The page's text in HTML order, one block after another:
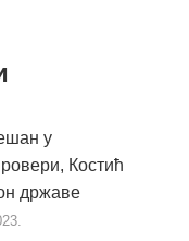
у
Костић
државе